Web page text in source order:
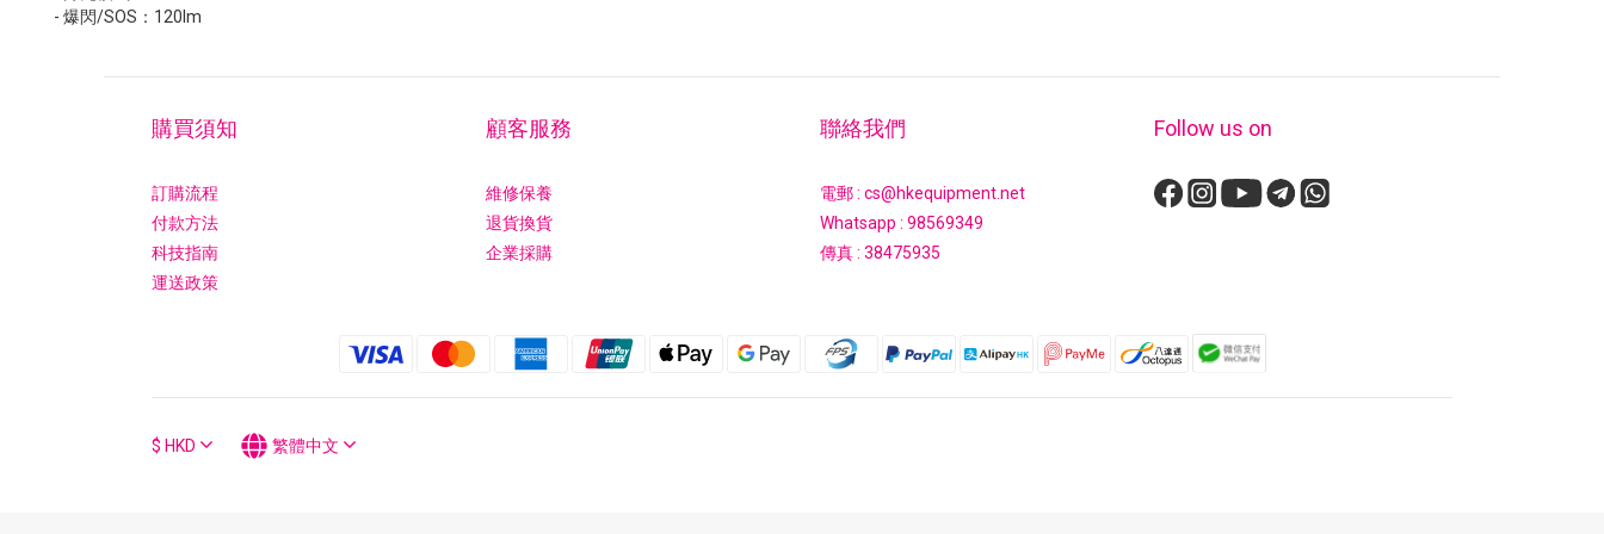
- 爆閃/SOS：120lm
購買須知
訂購流程
付款方法
科技指南
運送政策
顧客服務
維修保養
退貨換貨
企業採購
聯絡我們
電郵 : cs@hkequipment.net
Whatsapp : 98569349
傳真 : 38475935
Follow us on
$ HKD 繁體中文